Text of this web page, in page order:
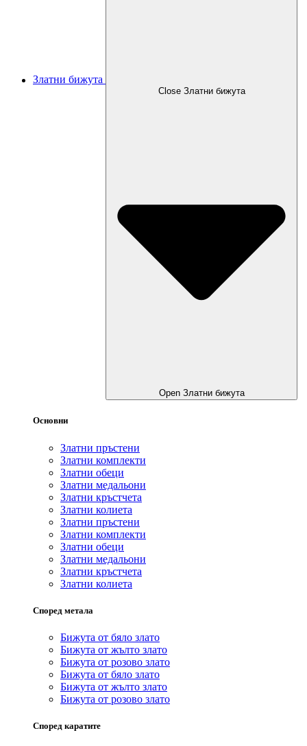
Златни бижута
Close Златни бижута
Open Златни бижута
Основни
Златни пръстени
Златни комплекти
Златни обеци
Златни медальони
Златни кръстчета
Златни колиета
Златни пръстени
Златни комплекти
Златни обеци
Златни медальони
Златни кръстчета
Златни колиета
Според метала
Бижута от бяло злато
Бижута от жълто злато
Бижута от розово злато
Бижута от бяло злато
Бижута от жълто злато
Бижута от розово злато
Според каратите